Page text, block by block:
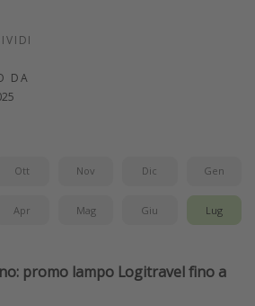
DA
Ott Nov Dic Gen
Apr Mag Giu Lug
promo lampo Logitravel fino a